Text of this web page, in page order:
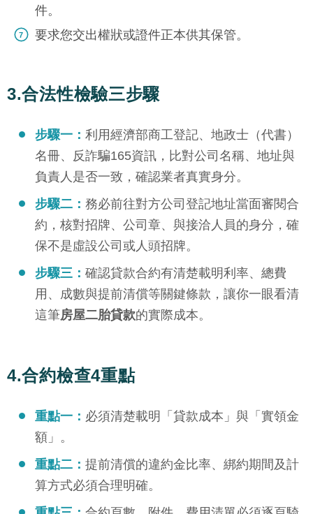
件。
要求您交出權狀或證件正本供其保管。
3.合法性檢驗三步驟
步驟一： 利用經濟部商工登記、地政士（代書）
名冊、反詐騙165資訊，比對公司名稱、地址與
負責人是否一致，確認業者真實身分。
步驟二： 務必前往對方公司登記地址當面審閱合
約，核對招牌、公司章、與接洽人員的身分，確
保不是虛設公司或人頭招牌。
步驟三： 確認貸款合約有清楚載明利率、總費
用、成數與提前清償等關鍵條款，讓你一眼看清
這筆房屋二胎貸款的實際成本。
4.合約檢查4重點
重點一： 必須清楚載明「貸款成本」與「實領金
額」。
重點二： 提前清償的違約金比率、綁約期間及計
算方式必須合理明確。